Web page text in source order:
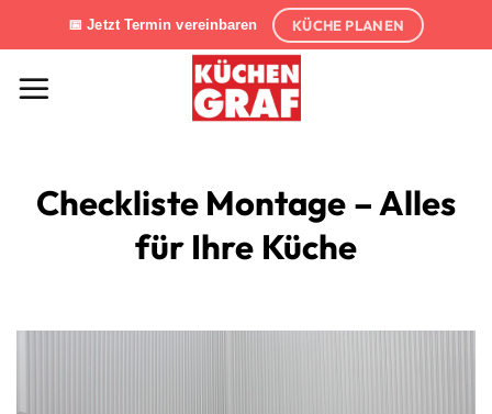
Inhalt
springen
📅 Jetzt Termin vereinbaren KÜCHE PLANEN
Checkliste Montage – Alles
für Ihre Küche